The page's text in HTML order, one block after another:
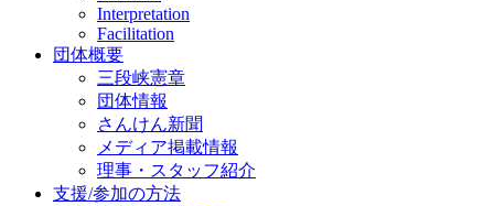
Interpretation
Facilitation
団体概要
三段峡憲章
団体情報
さんけん新聞
メディア掲載情報
理事・スタッフ紹介
支援/参加の方法